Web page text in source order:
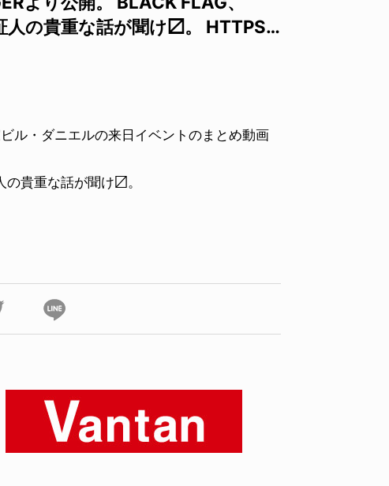
の貴重な話が聞け〼。 HTTPS…
ル・ダニエルの来日イベントのまとめ動画
貴重な話が聞け〼。